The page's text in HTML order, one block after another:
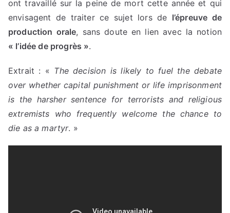
ont travaillé sur la peine de mort cette année et qui
envisagent de traiter ce sujet lors de l’épreuve de
production orale, sans doute en lien avec la notion
« l’idée de progrès ».
Extrait : « The decision is likely to fuel the debate
over whether capital punishment or life imprisonment
is the harsher sentence for terrorists and religious
extremists who frequently welcome the chance to
die as a martyr. »